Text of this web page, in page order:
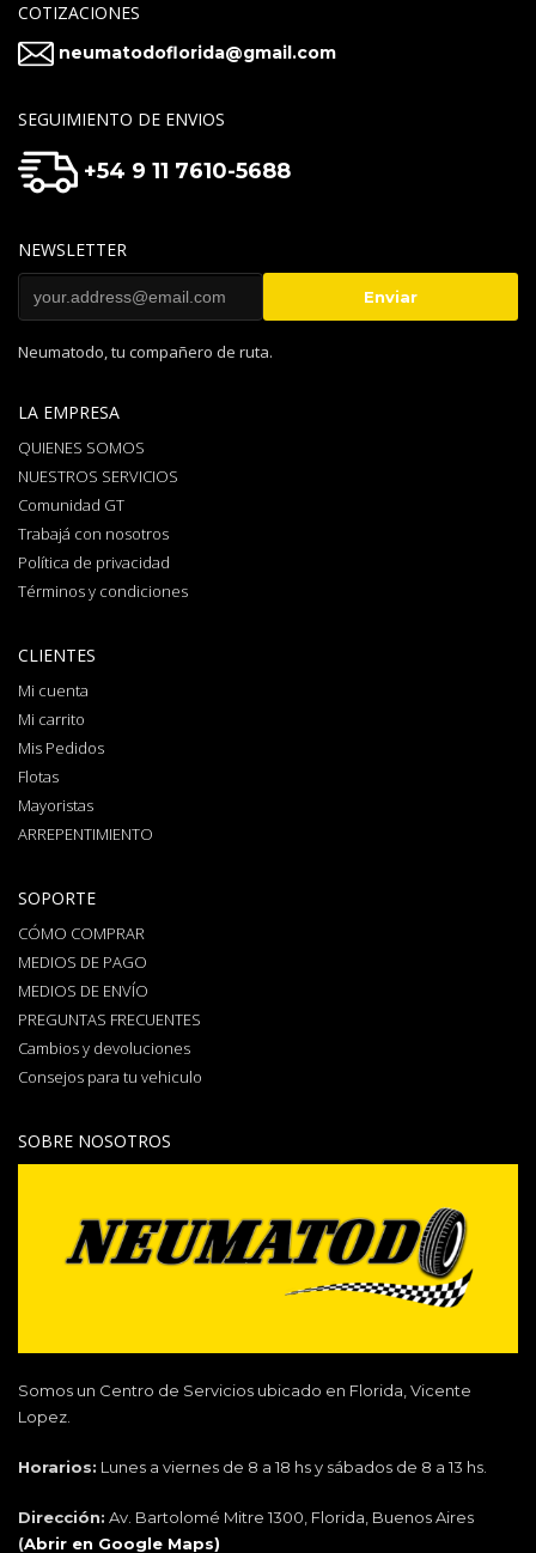
COTIZACIONES
neumatodoflorida@gmail.com
SEGUIMIENTO DE ENVIOS
+54 9 11 7610-5688
NEWSLETTER
Neumatodo, tu compañero de ruta.
LA EMPRESA
QUIENES SOMOS
NUESTROS SERVICIOS
Comunidad GT
Trabajá con nosotros
Política de privacidad
Términos y condiciones
CLIENTES
Mi cuenta
Mi carrito
Mis Pedidos
Flotas
Mayoristas
ARREPENTIMIENTO
SOPORTE
CÓMO COMPRAR
MEDIOS DE PAGO
MEDIOS DE ENVÍO
PREGUNTAS FRECUENTES
Cambios y devoluciones
Consejos para tu vehiculo
SOBRE NOSOTROS
Somos un Centro de Servicios ubicado en Florida, Vicente
Lopez.
Horarios: Lunes a viernes de 8 a 18 hs y sábados de 8 a 13 hs.
Dirección: Av. Bartolomé Mitre 1300, Florida, Buenos Aires
(Abrir en Google Maps)